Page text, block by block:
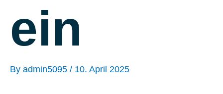
ein
By admin5095 / 10. April 2025